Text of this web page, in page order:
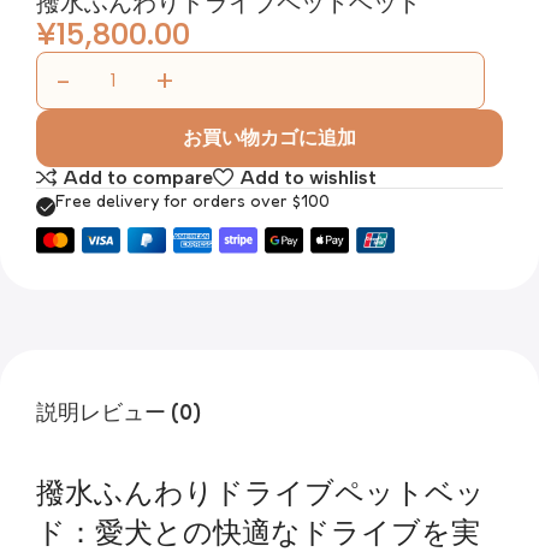
¥15,800.00
お買い物カゴに追加
Add to compare
Add to wishlist
Free delivery for orders over $100
説明レビュー (0)
撥水ふんわりドライブペットベッ
ド：愛犬との快適なドライブを実